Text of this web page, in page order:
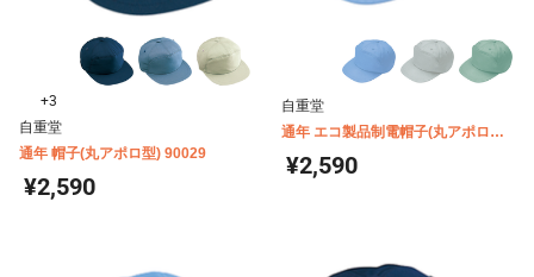
+3
自重堂
通年 帽子(丸アポロ型) 90029
¥2,590
自重堂
通年 エコ製品制電帽子(丸アポロ型)
90089
¥2,590